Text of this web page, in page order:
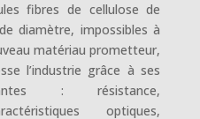
fibres de cellulose de
diamètre, impossibles à
matériau prometteur,
l’industrie grâce à ses
: résistance,
optiques,